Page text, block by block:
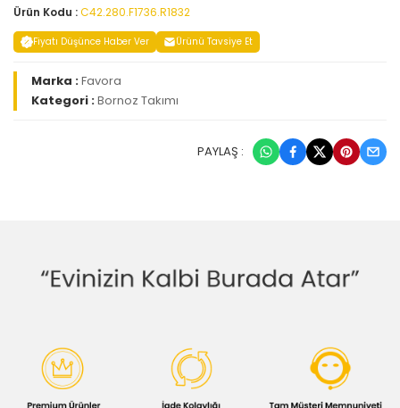
Ürün Kodu :C42.280.F1736.R1832
Fiyatı Düşünce Haber Ver Ürünü Tavsiye Et
Marka :Favora
Kategori :Bornoz Takımı
PAYLAŞ :